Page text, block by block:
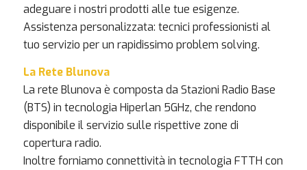
adeguare i nostri prodotti alle tue esigenze.
Assistenza personalizzata: tecnici professionisti al
tuo servizio per un rapidissimo problem solving.
La Rete Blunova
La rete Blunova è composta da Stazioni Radio Base
(BTS) in tecnologia Hiperlan 5GHz, che rendono
disponibile il servizio sulle rispettive zone di
copertura radio.
Inoltre forniamo connettività in tecnologia FTTH con